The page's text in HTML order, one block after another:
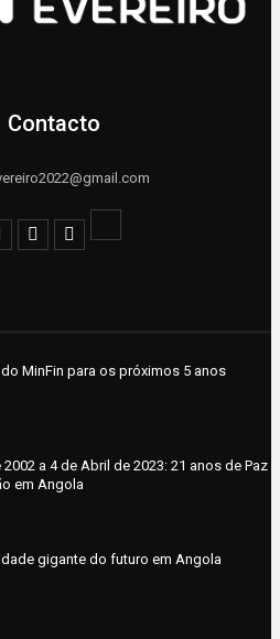
Contacto
MinFin para os próximos 5 anos
a 4 de Abril de 2023: 21 anos de Paz e
em Angola
gigante do futuro em Angola